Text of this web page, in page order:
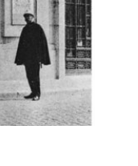
THE SOURCE
OUR
人类的喷嚏声组
的巨石
的隆隆声，而名
,
的怀抱笼罩着其